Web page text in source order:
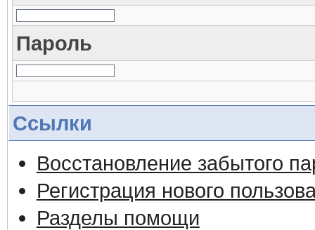
Пароль
Ссылки
Восстановление забытого
Регистрация нового
Разделы помощи